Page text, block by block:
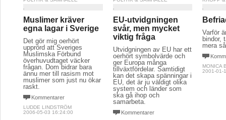
Muslimer kräver
egna lagar i Sverige
Det gör mig oerhört
upprörd att Sveriges
Muslimska Förbund
överhuvudtaget väcker
frågan. Dom bidrar bara
ännu mer till rasism mot
muslimer som just nu ökar
raskt.
Kommentarer
LUDDE LINDSTRÖM
2006-05-03 16:24:00
EU-utvidgningen
svår, men mycket
viktig fråga
Utvidgningen av EU har ett
oerhört symbolvärde och
ger Europa många
tillväxtfördelar. Samtidigt
kan det skapa spänningar i
EU, det är ju väldigt olika
system och länder som
ska gå ihop och
samarbeta.
Kommentarer
Varför
bindor,
mera
MONICA
2001-01-